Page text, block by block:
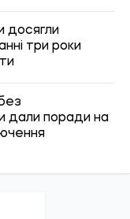
досягли
три роки
дали поради на